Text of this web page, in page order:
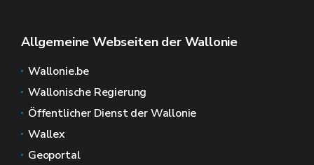
Allgemeine Webseiten der Wallonie
Wallonie.be
Wallonische Regierung
Öffentlicher Dienst der Wallonie
Wallex
Geoportal